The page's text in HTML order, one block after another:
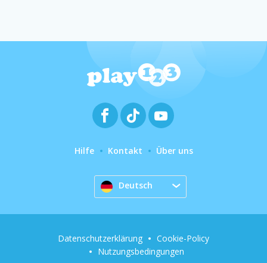
Hilfe Kontakt Über uns
Deutsch
Datenschutzerklärung
Cookie-Policy
Nutzungsbedingungen